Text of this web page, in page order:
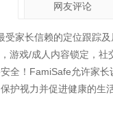
网友评论
受家长信赖的定位跟踪
游戏/成人内容锁定，
全！FamiSafe允许家
护视力并促进健康的生